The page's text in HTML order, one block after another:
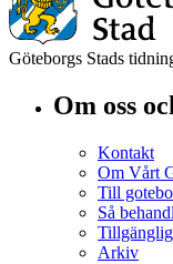
Göteborgs Stads
Om oss
Kontakt
Om Vårt
Till
Så
Arkiv